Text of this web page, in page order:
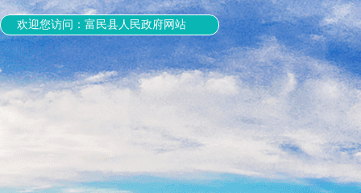
欢迎您访问：富民县人民政府网站